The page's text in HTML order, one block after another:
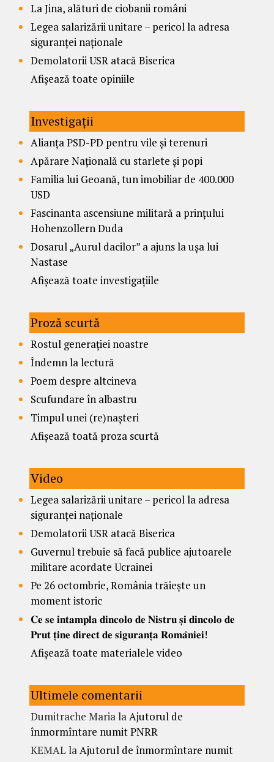
La Jina, alături de ciobanii români
Legea salarizării unitare – pericol la adresa
siguranței naționale
Demolatorii USR atacă Biserica
Afișează toate opiniile
Investigații
Alianța PSD-PD pentru vile și terenuri
Apărare Națională cu starlete și popi
Familia lui Geoană, tun imobiliar de 400.000
USD
Fascinanta ascensiune militară a prințului
Hohenzollern Duda
Dosarul „Aurul dacilor” a ajuns la ușa lui
Nastase
Afișează toate investigațiile
Proză scurtă
Rostul generației noastre
Îndemn la lectură
Poem despre altcineva
Scufundare în albastru
Timpul unei (re)nașteri
Afișează toată proza scurtă
Video
Legea salarizării unitare – pericol la adresa
siguranței naționale
Demolatorii USR atacă Biserica
Guvernul trebuie să facă publice ajutoarele
militare acordate Ucrainei
Pe 26 octombrie, România trăiește un
moment istoric
𝐂𝐞 𝐬𝐞 𝐢𝐧𝐭𝐚𝐦𝐩𝐥𝐚 𝐝𝐢𝐧𝐜𝐨𝐥𝐨 𝐝𝐞 𝐍𝐢𝐬𝐭𝐫𝐮 𝐬̦𝐢 𝐝𝐢𝐧𝐜𝐨𝐥𝐨 𝐝𝐞
𝐏𝐫𝐮𝐭 𝐭̦𝐢𝐧𝐞 𝐝𝐢𝐫𝐞𝐜𝐭 𝐝𝐞 𝐬𝐢𝐠𝐮𝐫𝐚𝐧𝐭̦𝐚 𝐑𝐨𝐦𝐚̂𝐧𝐢𝐞𝐢!
Afișează toate materialele video
Ultimele comentarii
Dumitrache MarialaAjutorul de
înmormîntare numit PNRR
KEMAL laAjutorul de înmormîntare numit